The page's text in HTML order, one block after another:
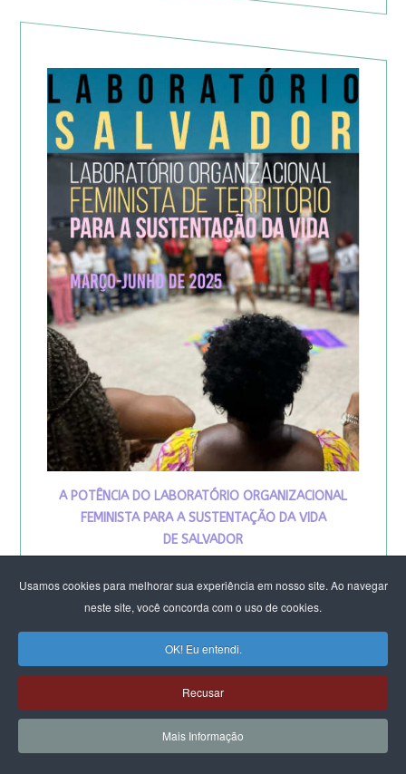
Usamos cookies para melhorar sua experiência em nosso site. Ao navegar
neste site, você concorda com o uso de cookies.
OK! Eu entendi.
Recusar
Mais Informação
A POTÊNCIA DO LABORATÓRIO ORGANIZACIONAL
FEMINISTA PARA A SUSTENTAÇÃO DA VIDA
DE SALVADOR
VIVA MARIA